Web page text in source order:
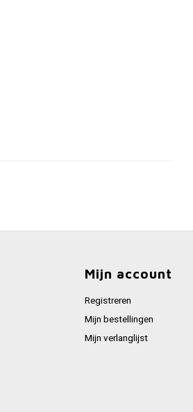
Mijn account
Registreren
Mijn bestellingen
Mijn verlanglijst